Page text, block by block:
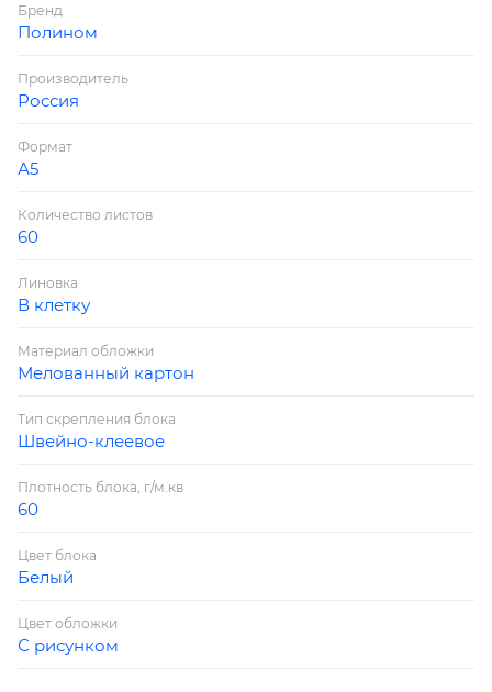
Бренд
Полином
Производитель
Россия
Формат
А5
Количество листов
60
Линовка
В клетку
Материал обложки
Мелованный картон
Тип скрепления блока
Швейно-клеевое
Плотность блока, г/м.кв
60
Цвет блока
Белый
Цвет обложки
С рисунком